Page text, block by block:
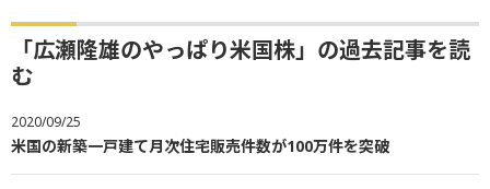
「広瀬隆雄のやっぱり米国株」の過去記事を読
む
2020/09/25
米国の新築一戸建て月次住宅販売件数が100万件を突破